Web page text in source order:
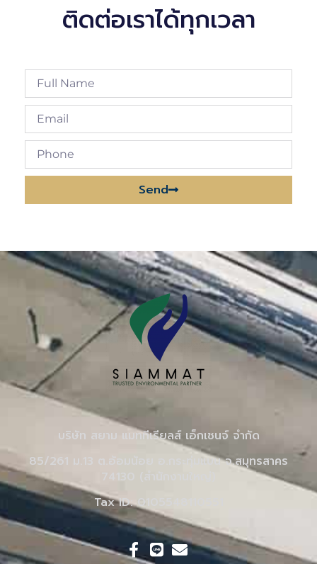
ติดต่อเราได้ทุกเวลา
Send
บริษัท สยาม แมททีเรียลส์ เอ็กเชนจ์ จำกัด
85/261 ม.13 ต.อ้อมน้อย อ.กระทุ่มแบน จ.สมุทรสาคร
74130 (สำนักงานใหญ่)
Tax ID: 0105548110551